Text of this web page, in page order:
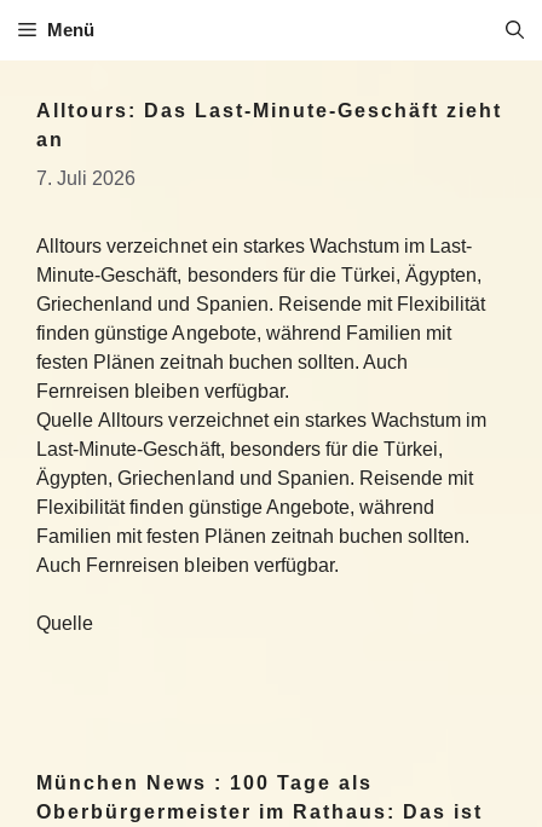
Inhalt
Menü
Alltours: Das Last-Minute-Geschäft zieht
an
7. Juli 2026
Alltours verzeichnet ein starkes Wachstum im Last-
Minute-Geschäft, besonders für die Türkei, Ägypten,
Griechenland und Spanien. Reisende mit Flexibilität
finden günstige Angebote, während Familien mit
festen Plänen zeitnah buchen sollten. Auch
Fernreisen bleiben verfügbar.
Quelle Alltours verzeichnet ein starkes Wachstum im
Last-Minute-Geschäft, besonders für die Türkei,
Ägypten, Griechenland und Spanien. Reisende mit
Flexibilität finden günstige Angebote, während
Familien mit festen Plänen zeitnah buchen sollten.
Auch Fernreisen bleiben verfügbar.
Quelle
München News : 100 Tage als
Oberbürgermeister im Rathaus: Das ist